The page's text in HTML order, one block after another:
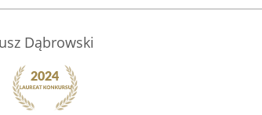
Dąbrowski